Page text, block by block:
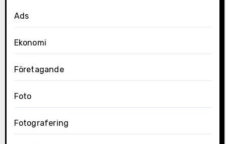
Ads
Ekonomi
Företagande
Foto
Fotografering